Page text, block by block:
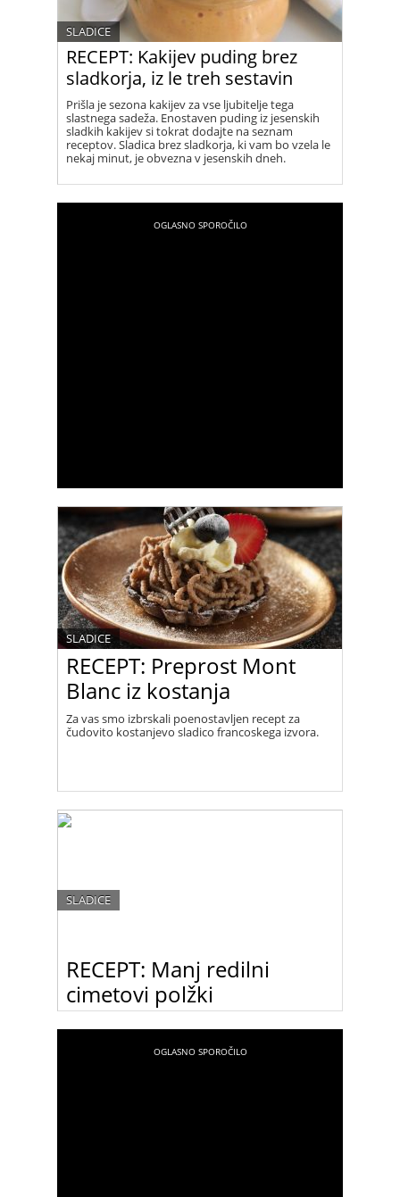
RECEPT: Kakijev puding brez
sladkorja, iz le treh sestavin
SLADICE
Prišla je sezona kakijev za vse ljubitelje tega
slastnega sadeža. Enostaven puding iz jesenskih
sladkih kakijev si tokrat dodajte na seznam
receptov. Sladica brez sladkorja, ki vam bo vzela le
nekaj minut, je obvezna v jesenskih dneh.
RECEPT: Preprost Mont
Blanc iz kostanja
SLADICE
Za vas smo izbrskali poenostavljen recept za
čudovito kostanjevo sladico francoskega izvora.
RECEPT: Manj redilni
cimetovi polžki
SLADICE
razvada, zaradi katere boste imeli slabo vest.